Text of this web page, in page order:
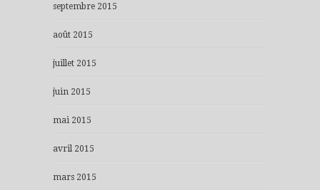
septembre 2015
août 2015
juillet 2015
juin 2015
mai 2015
avril 2015
mars 2015